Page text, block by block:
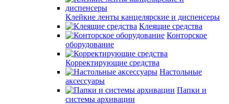
Клейкие ленты канцелярские и диспенсеры
Клеящие средства
Конторское
оборудование
Корректирующие средства
Настольные
аксессуары
Папки и
системы архивации